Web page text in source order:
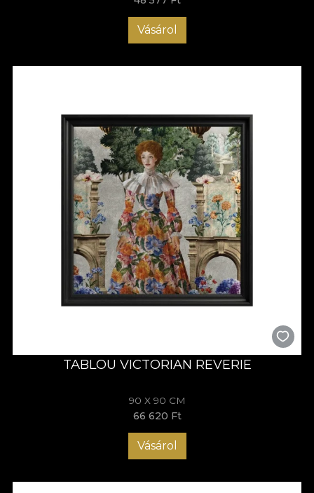
Vásárol
TABLOU VICTORIAN REVERIE
90 X 90 CM
66 620 Ft
Vásárol